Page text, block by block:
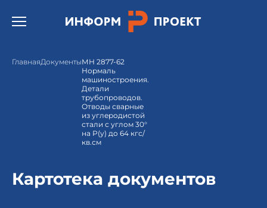
Открыть бургер меню.
ГлавнаяДокументыМН 2877-62
Нормаль
машиностроения.
Детали
трубопроводов.
Отводы сварные
из углеродистой
стали с углом 30°
на Р(у) до 64 кгс/
кв.см
Картотека документов